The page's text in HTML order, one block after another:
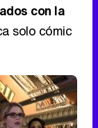
con la
solo cómic